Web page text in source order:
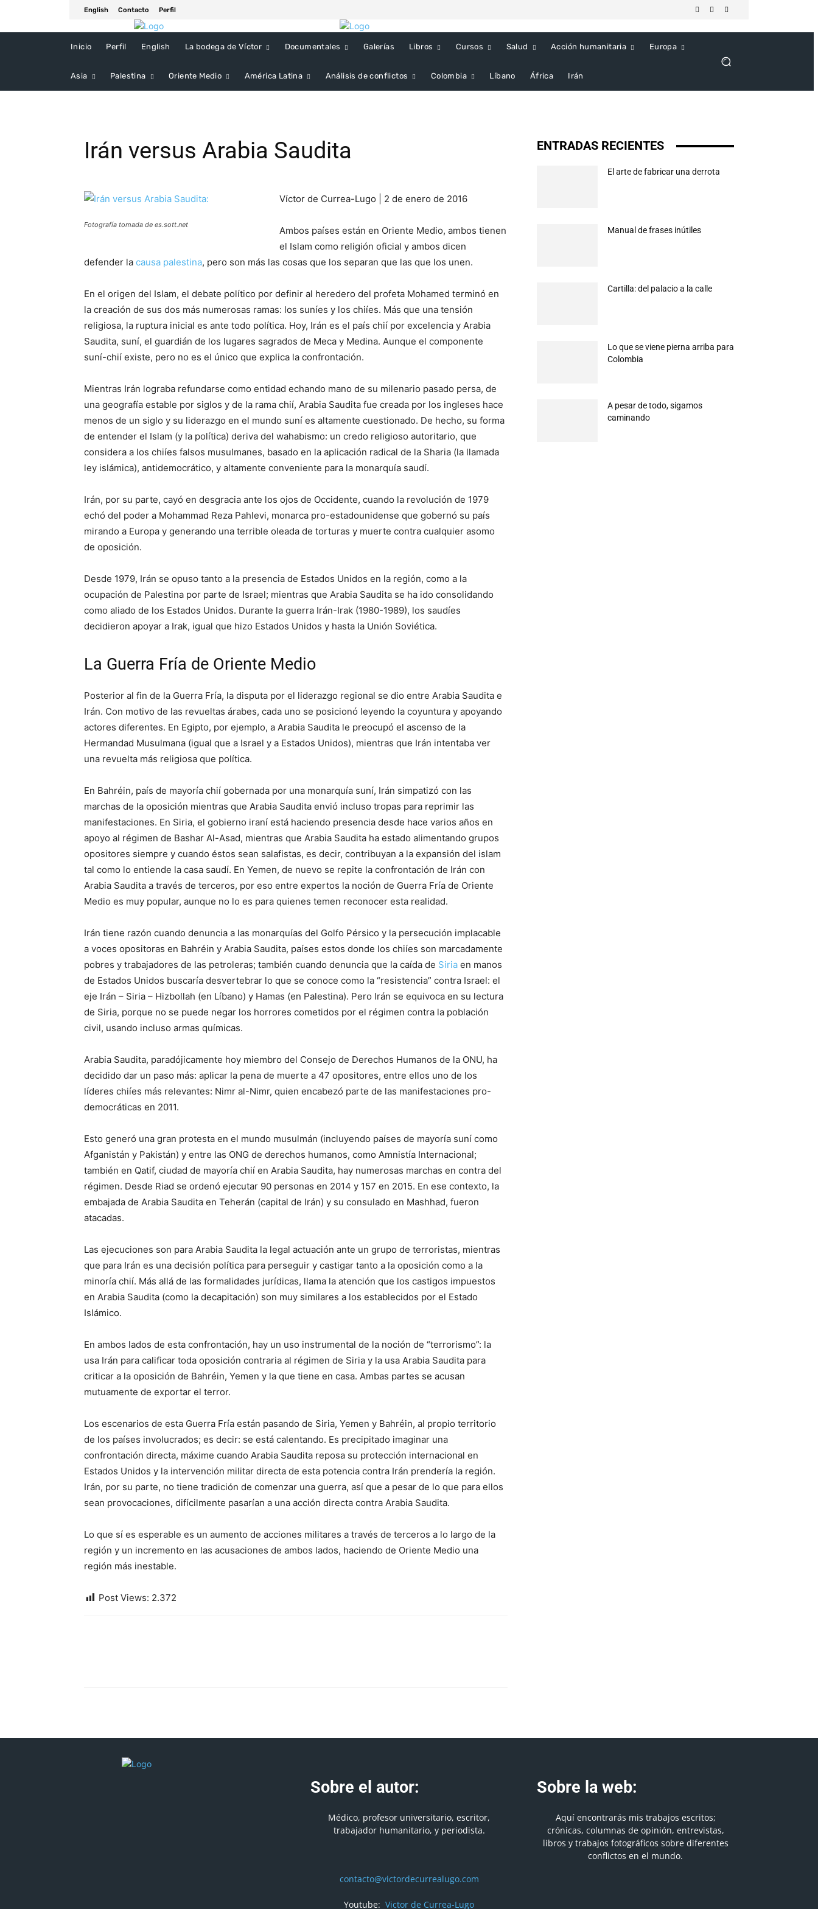
English Contacto Perfil
Inicio Perfil English La bodega de Víctor Documentales Galerías Libros Cursos Salud Acción humanitaria Europa
Asia Palestina Oriente Medio América Latina Análisis de conflictos Colombia Líbano África Irán
Irán versus Arabia Saudita
Fotografía tomada de es.sott.net
Víctor de Currea-Lugo | 2 ‎de ‎enero ‎de ‎2016
Ambos países están en Oriente Medio, ambos tienen
el Islam como religión oficial y ambos dicen
defender la causa palestina, pero son más las cosas que los separan que las que los unen.
En el origen del Islam, el debate político por definir al heredero del profeta Mohamed terminó en
la creación de sus dos más numerosas ramas: los suníes y los chiíes. Más que una tensión
religiosa, la ruptura inicial es ante todo política. Hoy, Irán es el país chií por excelencia y Arabia
Saudita, suní, el guardián de los lugares sagrados de Meca y Medina. Aunque el componente
suní-chií existe, pero no es el único que explica la confrontación.
Mientras Irán lograba refundarse como entidad echando mano de su milenario pasado persa, de
una geografía estable por siglos y de la rama chií, Arabia Saudita fue creada por los ingleses hace
menos de un siglo y su liderazgo en el mundo suní es altamente cuestionado. De hecho, su forma
de entender el Islam (y la política) deriva del wahabismo: un credo religioso autoritario, que
considera a los chiíes falsos musulmanes, basado en la aplicación radical de la Sharia (la llamada
ley islámica), antidemocrático, y altamente conveniente para la monarquía saudí.
Irán, por su parte, cayó en desgracia ante los ojos de Occidente, cuando la revolución de 1979
echó del poder a Mohammad Reza Pahlevi, monarca pro-estadounidense que gobernó su país
mirando a Europa y generando una terrible oleada de torturas y muerte contra cualquier asomo
de oposición.
Desde 1979, Irán se opuso tanto a la presencia de Estados Unidos en la región, como a la
ocupación de Palestina por parte de Israel; mientras que Arabia Saudita se ha ido consolidando
como aliado de los Estados Unidos. Durante la guerra Irán-Irak (1980-1989), los saudíes
decidieron apoyar a Irak, igual que hizo Estados Unidos y hasta la Unión Soviética.
La Guerra Fría de Oriente Medio
Posterior al fin de la Guerra Fría, la disputa por el liderazgo regional se dio entre Arabia Saudita e
Irán. Con motivo de las revueltas árabes, cada uno se posicionó leyendo la coyuntura y apoyando
actores diferentes. En Egipto, por ejemplo, a Arabia Saudita le preocupó el ascenso de la
Hermandad Musulmana (igual que a Israel y a Estados Unidos), mientras que Irán intentaba ver
una revuelta más religiosa que política.
En Bahréin, país de mayoría chií gobernada por una monarquía suní, Irán simpatizó con las
marchas de la oposición mientras que Arabia Saudita envió incluso tropas para reprimir las
manifestaciones. En Siria, el gobierno iraní está haciendo presencia desde hace varios años en
apoyo al régimen de Bashar Al-Asad, mientras que Arabia Saudita ha estado alimentando grupos
opositores siempre y cuando éstos sean salafistas, es decir, contribuyan a la expansión del islam
tal como lo entiende la casa saudí. En Yemen, de nuevo se repite la confrontación de Irán con
Arabia Saudita a través de terceros, por eso entre expertos la noción de Guerra Fría de Oriente
Medio es muy popular, aunque no lo es para quienes temen reconocer esta realidad.
Irán tiene razón cuando denuncia a las monarquías del Golfo Pérsico y la persecución implacable
a voces opositoras en Bahréin y Arabia Saudita, países estos donde los chiíes son marcadamente
pobres y trabajadores de las petroleras; también cuando denuncia que la caída de Siria en manos
de Estados Unidos buscaría desvertebrar lo que se conoce como la “resistencia” contra Israel: el
eje Irán – Siria – Hizbollah (en Líbano) y Hamas (en Palestina). Pero Irán se equivoca en su lectura
de Siria, porque no se puede negar los horrores cometidos por el régimen contra la población
civil, usando incluso armas químicas.
Arabia Saudita, paradójicamente hoy miembro del Consejo de Derechos Humanos de la ONU, ha
decidido dar un paso más: aplicar la pena de muerte a 47 opositores, entre ellos uno de los
líderes chiíes más relevantes: Nimr al-Nimr, quien encabezó parte de las manifestaciones pro-
democráticas en 2011.
Esto generó una gran protesta en el mundo musulmán (incluyendo países de mayoría suní como
Afganistán y Pakistán) y entre las ONG de derechos humanos, como Amnistía Internacional;
también en Qatif, ciudad de mayoría chií en Arabia Saudita, hay numerosas marchas en contra del
régimen. Desde Riad se ordenó ejecutar 90 personas en 2014 y 157 en 2015. En ese contexto, la
embajada de Arabia Saudita en Teherán (capital de Irán) y su consulado en Mashhad, fueron
atacadas.
Las ejecuciones son para Arabia Saudita la legal actuación ante un grupo de terroristas, mientras
que para Irán es una decisión política para perseguir y castigar tanto a la oposición como a la
minoría chií. Más allá de las formalidades jurídicas, llama la atención que los castigos impuestos
en Arabia Saudita (como la decapitación) son muy similares a los establecidos por el Estado
Islámico.
En ambos lados de esta confrontación, hay un uso instrumental de la noción de “terrorismo”: la
usa Irán para calificar toda oposición contraria al régimen de Siria y la usa Arabia Saudita para
criticar a la oposición de Bahréin, Yemen y la que tiene en casa. Ambas partes se acusan
mutuamente de exportar el terror.
Los escenarios de esta Guerra Fría están pasando de Siria, Yemen y Bahréin, al propio territorio
de los países involucrados; es decir: se está calentando. Es precipitado imaginar una
confrontación directa, máxime cuando Arabia Saudita reposa su protección internacional en
Estados Unidos y la intervención militar directa de esta potencia contra Irán prendería la región.
Irán, por su parte, no tiene tradición de comenzar una guerra, así que a pesar de lo que para ellos
sean provocaciones, difícilmente pasarían a una acción directa contra Arabia Saudita.
Lo que sí es esperable es un aumento de acciones militares a través de terceros a lo largo de la
región y un incremento en las acusaciones de ambos lados, haciendo de Oriente Medio una
región más inestable.
Post Views: 2.372
ENTRADAS RECIENTES
El arte de fabricar una derrota
Manual de frases inútiles
Cartilla: del palacio a la calle
Lo que se viene pierna arriba para
Colombia
A pesar de todo, sigamos
caminando
Sobre el autor:
Médico, profesor universitario, escritor,
trabajador humanitario, y periodista.
contacto@victordecurrealugo.com
Youtube: Victor de Currea-Lugo
Sobre la web:
Aquí encontrarás mis trabajos escritos;
crónicas, columnas de opinión, entrevistas,
libros y trabajos fotográficos sobre diferentes
conflictos en el mundo.